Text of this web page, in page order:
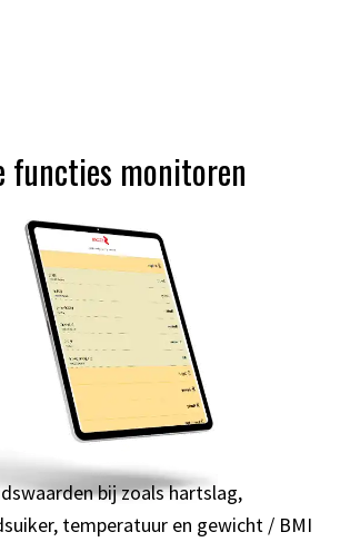
functies monitoren
bij zoals hartslag,
temperatuur en gewicht / BMI